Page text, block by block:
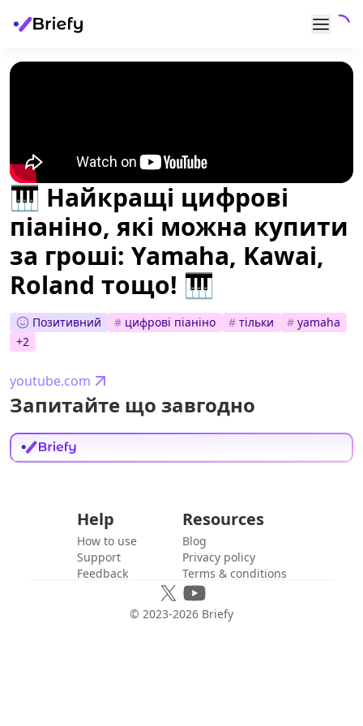
🎹 Найкращі цифрові
піаніно, які можна купити
за гроші: Yamaha, Kawai,
Roland тощо! 🎹
Позитивний # цифрові піаніно # тільки # yamaha
+2
youtube.com
Запитайте що завгодно
Help
How to use
Support
Feedback
Resources
Blog
Privacy policy
Terms & conditions
© 2023-2026 Briefy